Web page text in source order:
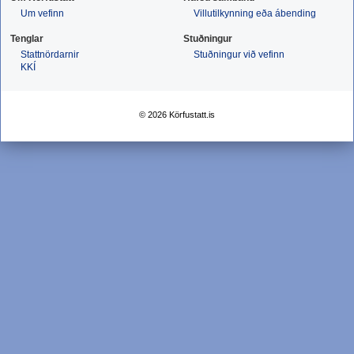
Um vefinn
Villutilkynning eða ábending
Tenglar
Stattnördarnir
KKÍ
Stuðningur
Stuðningur við vefinn
© 2026 Körfustatt.is